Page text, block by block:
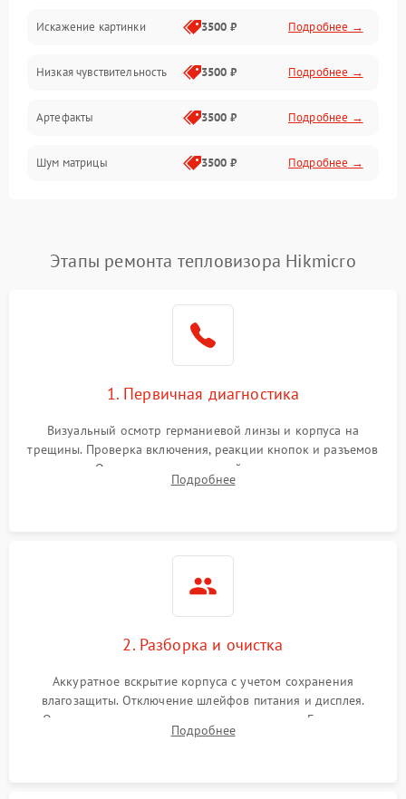
Электропитание
Измерения
Матрица
Проблемы питания
Сбои коммуникаций и интерфейсов
Экран (дисплей)
Искажение картинки 3500 ₽ Подробнее →
Низкая чувствительность 3500 ₽ Подробнее →
Артефакты 3500 ₽ Подробнее →
Шум матрицы 3500 ₽ Подробнее →
Этапы ремонта тепловизора Hikmicro
1. Первичная диагностика
Визуальный осмотр германиевой линзы и корпуса на
трещины. Проверка включения, реакции кнопок и разъемов
зарядки. Оценка вывода тепловой сигнатуры на экран,
проверка базовых функций и считывание системных
Подробнее
2. Разборка и очистка
Аккуратное вскрытие корпуса с учетом сохранения
влагозащиты. Отключение шлейфов питания и дисплея.
Очистка внутренних плат от окислов и пыли. Бережная
обработка германиевого объектива специализированными
Подробнее